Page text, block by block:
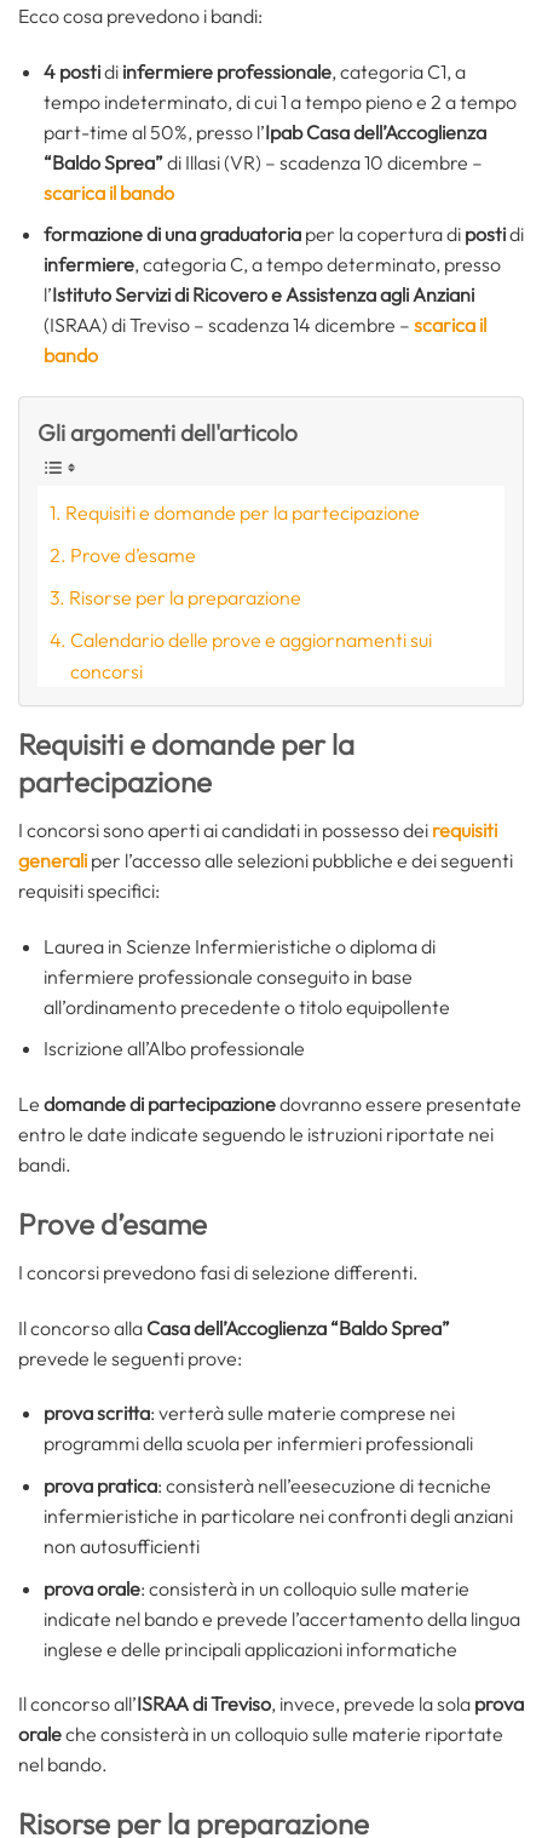
Ecco cosa prevedono i bandi:
4 postidi infermiere professionale, categoria C1, a
tempo indeterminato, di cui 1 a tempo pieno e 2 a tempo
part-time al 50%, presso l’Ipab Casa dell’Accoglienza
“Baldo Sprea”di Illasi (VR) – scadenza 10 dicembre –
scarica il bando
formazione di una graduatoriaper la copertura di postidi
infermiere, categoria C, a tempo determinato, presso
l’Istituto Servizi di Ricovero e Assistenza agli Anziani
(ISRAA) di Treviso – scadenza 14 dicembre – scarica il
bando
Gli argomenti dell'articolo
Requisiti e domande per la partecipazione
Prove d’esame
Risorse per la preparazione
Calendario delle prove e aggiornamenti sui
concorsi
Requisiti e domande per la
partecipazione
I concorsi sono aperti ai candidati in possesso dei requisiti
generali per l’accesso alle selezioni pubbliche e dei seguenti
requisiti specifici:
Laurea in Scienze Infermieristiche o diploma di
infermiere professionale conseguito in base
all’ordinamento precedente o titolo equipollente
Iscrizione all’Albo professionale
Le domande di partecipazionedovranno essere presentate
entro le date indicate seguendo le istruzioni riportate nei
bandi.
Prove d’esame
I concorsi prevedono fasi di selezione differenti.
Il concorso alla Casa dell’Accoglienza “Baldo Sprea”
prevede le seguenti prove:
prova scritta: verterà sulle materie comprese nei
programmi della scuola per infermieri professionali
prova pratica: consisterà nell’eesecuzione di tecniche
infermieristiche in particolare nei confronti degli anziani
non autosufficienti
prova orale: consisterà in un colloquio sulle materie
indicate nel bando e prevede l’accertamento della lingua
inglese e delle principali applicazioni informatiche
Il concorso all’ISRAA di Treviso, invece, prevede la sola prova
oraleche consisterà in un colloquio sulle materie riportate
nel bando.
Risorse per la preparazione